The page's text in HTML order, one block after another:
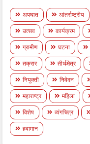
अपघात आंतर्राष्ट्रीय
उत्सव
कार्यक्रम
ग्रामीण
घटना
तक्रार
तीर्थक्षेत्र
नियुक्ती
निवेदन
महाराष्ट्र
महिला
विशेष
व्यंगचित्र
हवामान